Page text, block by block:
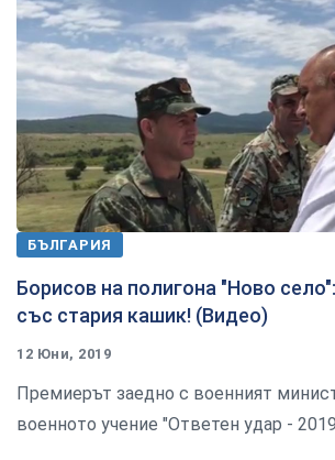
БЪЛГАРИЯ
Борисов на полигона "Ново
със стария кашик! (Видео)
12 Юни, 2019
Премиерът заедно с военният
военното учение "Ответен удар -